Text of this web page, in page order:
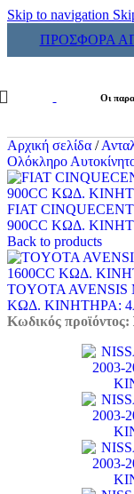
Skip to navigation
ΠΡΟΣΦΟΡΑ
Οι
Αρχική σελίδα /
Ολόκληρο
FIAT
900CC ΚΩΔ.
Back to products
TOYOTA
ΚΩΔ. ΚΙΝΗΤΗΡΑ:
Κωδικός προϊόντος: